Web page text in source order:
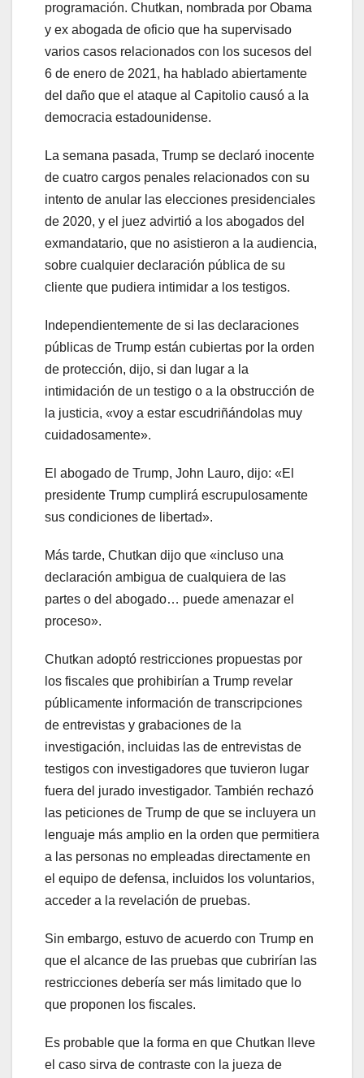
programación. Chutkan, nombrada por Obama
y ex abogada de oficio que ha supervisado
varios casos relacionados con los sucesos del
6 de enero de 2021, ha hablado abiertamente
del daño que el ataque al Capitolio causó a la
democracia estadounidense.
La semana pasada, Trump se declaró inocente
de cuatro cargos penales relacionados con su
intento de anular las elecciones presidenciales
de 2020, y el juez advirtió a los abogados del
exmandatario, que no asistieron a la audiencia,
sobre cualquier declaración pública de su
cliente que pudiera intimidar a los testigos.
Independientemente de si las declaraciones
públicas de Trump están cubiertas por la orden
de protección, dijo, si dan lugar a la
intimidación de un testigo o a la obstrucción de
la justicia, «voy a estar escudriñándolas muy
cuidadosamente».
El abogado de Trump, John Lauro, dijo: «El
presidente Trump cumplirá escrupulosamente
sus condiciones de libertad».
Más tarde, Chutkan dijo que «incluso una
declaración ambigua de cualquiera de las
partes o del abogado… puede amenazar el
proceso».
Chutkan adoptó restricciones propuestas por
los fiscales que prohibirían a Trump revelar
públicamente información de transcripciones
de entrevistas y grabaciones de la
investigación, incluidas las de entrevistas de
testigos con investigadores que tuvieron lugar
fuera del jurado investigador. También rechazó
las peticiones de Trump de que se incluyera un
lenguaje más amplio en la orden que permitiera
a las personas no empleadas directamente en
el equipo de defensa, incluidos los voluntarios,
acceder a la revelación de pruebas.
Sin embargo, estuvo de acuerdo con Trump en
que el alcance de las pruebas que cubrirían las
restricciones debería ser más limitado que lo
que proponen los fiscales.
Es probable que la forma en que Chutkan lleve
el caso sirva de contraste con la jueza de